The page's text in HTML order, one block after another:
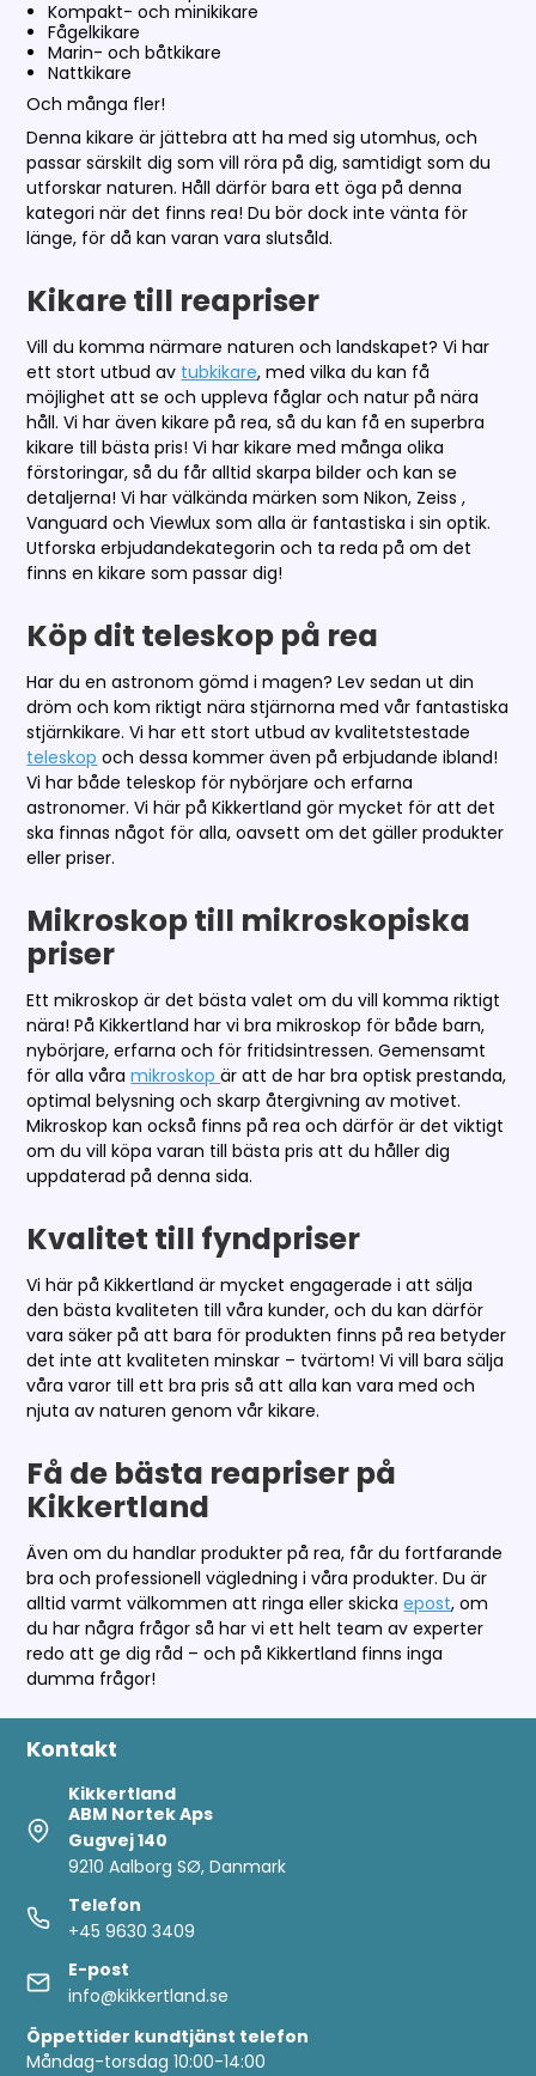
Kompakt- och minikikare
Fågelkikare
Marin- och båtkikare
Nattkikare
Och många fler!
Denna kikare är jättebra att ha med sig utomhus, och
passar särskilt dig som vill röra på dig, samtidigt som du
utforskar naturen. Håll därför bara ett öga på denna
kategori när det finns rea! Du bör dock inte vänta för
länge, för då kan varan vara slutsåld.
Kikare till reapriser
Vill du komma närmare naturen och landskapet? Vi har
ett stort utbud av tubkikare, med vilka du kan få
möjlighet att se och uppleva fåglar och natur på nära
håll. Vi har även kikare på rea, så du kan få en superbra
kikare till bästa pris! Vi har kikare med många olika
förstoringar, så du får alltid skarpa bilder och kan se
detaljerna! Vi har välkända märken som Nikon, Zeiss ,
Vanguard och Viewlux som alla är fantastiska i sin optik.
Utforska erbjudandekategorin och ta reda på om det
finns en kikare som passar dig!
Köp dit teleskop på rea
Har du en astronom gömd i magen? Lev sedan ut din
dröm och kom riktigt nära stjärnorna med vår fantastiska
stjärnkikare. Vi har ett stort utbud av kvalitetstestade
teleskop och dessa kommer även på erbjudande ibland!
Vi har både teleskop för nybörjare och erfarna
astronomer. Vi här på Kikkertland gör mycket för att det
ska finnas något för alla, oavsett om det gäller produkter
eller priser.
Mikroskop till mikroskopiska
priser
Ett mikroskop är det bästa valet om du vill komma riktigt
nära! På Kikkertland har vi bra mikroskop för både barn,
nybörjare, erfarna och för fritidsintressen. Gemensamt
för alla våramikroskopär att de har bra optisk prestanda,
optimal belysning och skarp återgivning av motivet.
Mikroskop kan också finns på rea och därför är det viktigt
om du vill köpa varan till bästa pris att du håller dig
uppdaterad på denna sida.
Kvalitet till fyndpriser
Vi här på Kikkertland är mycket engagerade i att sälja
den bästa kvaliteten till våra kunder, och du kan därför
vara säker på att bara för produkten finns på rea betyder
det inte att kvaliteten minskar – tvärtom! Vi vill bara sälja
våra varor till ett bra pris så att alla kan vara med och
njuta av naturen genom vår kikare.
Få de bästa reapriser på
Kikkertland
Även om du handlar produkter på rea, får du fortfarande
bra och professionell vägledning i våra produkter. Du är
alltid varmt välkommen att ringa eller skickaepost, om
du har några frågor så har vi ett helt team av experter
redo att ge dig råd – och på Kikkertland finns inga
dumma frågor!
Kontakt
Kikkertland
ABM Nortek Aps
Gugvej 140
9210 Aalborg SØ, Danmark
Telefon
+45 9630 3409
E-post
info@kikkertland.se
Öppettider kundtjänst telefon
Måndag-torsdag 10:00-14:00